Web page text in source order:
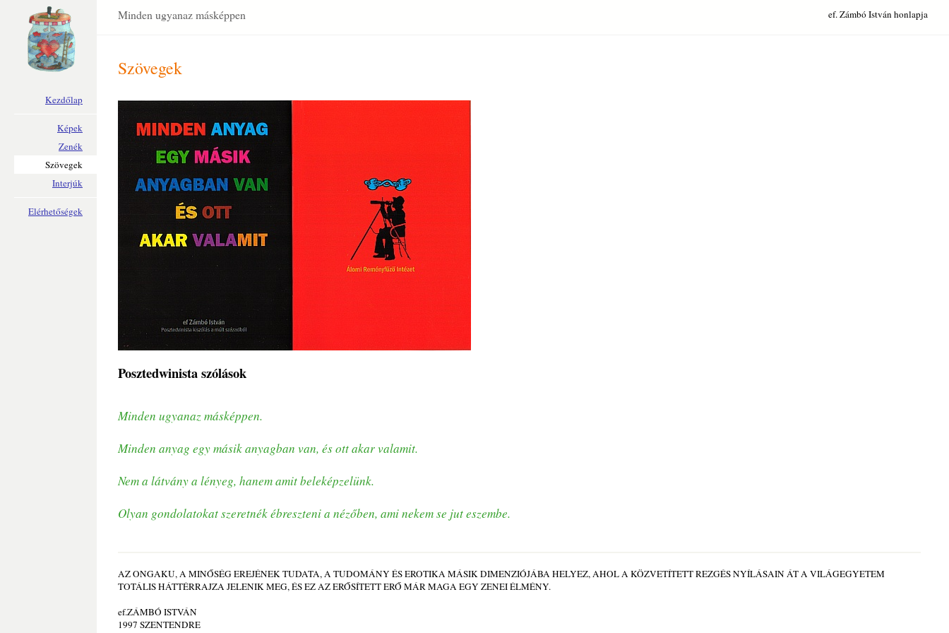
Kezdőlap
Képek
Zenék
Szövegek
Interjúk
Elérhetőségek
Minden ugyanaz másképpen ef. Zámbó István honlapja
Szövegek
Posztedwinista szólások
Minden ugyanaz másképpen.
Minden anyag egy másik anyagban van, és ott akar valamit.
Nem a látvány a lényeg, hanem amit beleképzelünk.
Olyan gondolatokat szeretnék ébreszteni a nézőben, ami nekem se jut eszembe.
AZ ONGAKU, A MINŐSÉG EREJÉNEK TUDATA, A TUDOMÁNY ÉS EROTIKA MÁSIK DIMENZIÓJÁBA HELYEZ, AHOL A KÖZVETÍTETT REZGÉS NYÍLÁSAIN ÁT A VILÁGEGYETEM
TOTÁLIS HÁTTÉRRAJZA JELENIK MEG, ÉS EZ AZ ERŐSÍTETT ERŐ MÁR MAGA EGY ZENEI ÉLMÉNY.
ef.ZÁMBÓ ISTVÁN
1997 SZENTENDRE